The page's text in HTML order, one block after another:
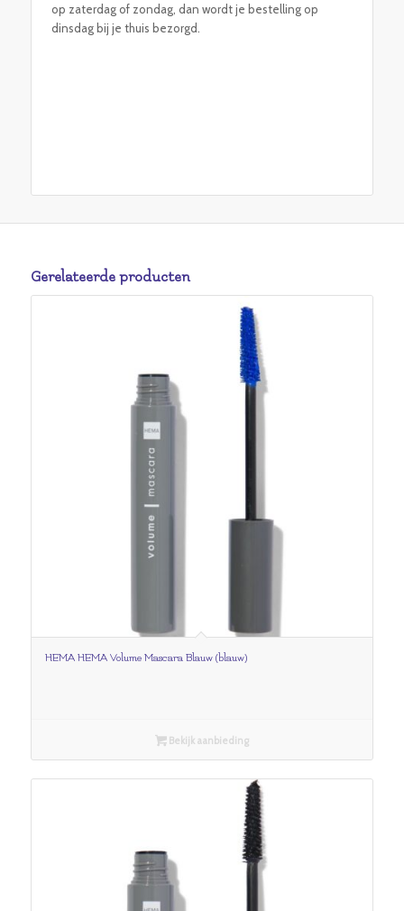
op zaterdag of zondag, dan wordt je bestelling op
dinsdag bij je thuis bezorgd.
Gerelateerde producten
HEMA HEMA Volume Mascara Blauw (blauw)
Bekijk aanbieding